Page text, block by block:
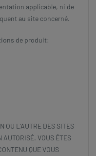
applicable, ni de
au site concerné.
de produit:
OU L’AUTRE DES SITES
AUTORISÉ. VOUS ÊTES
QUE VOUS